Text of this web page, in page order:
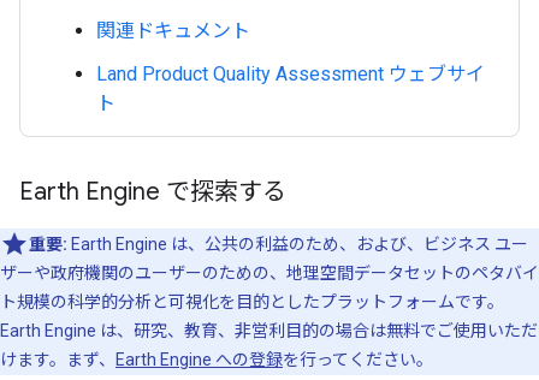
関連ドキュメント
Land Product Quality Assessment ウェブサイ
ト
Earth Engine で探索する
重要: Earth Engine は、公共の利益のため、および、ビジネス ユー
ザーや政府機関のユーザーのための、地理空間データセットのペタバイ
ト規模の科学的分析と可視化を目的としたプラットフォームです。
Earth Engine は、研究、教育、非営利目的の場合は無料でご使用いただ
けます。まず、
Earth Engine への登録を行ってください。